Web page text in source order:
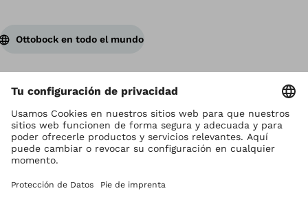
Ottobock en todo el mundo
Los derechos de autor son propiedad de Ottobock
Configuración de cookies
Terms and Conditions
Aviso de Privacidad